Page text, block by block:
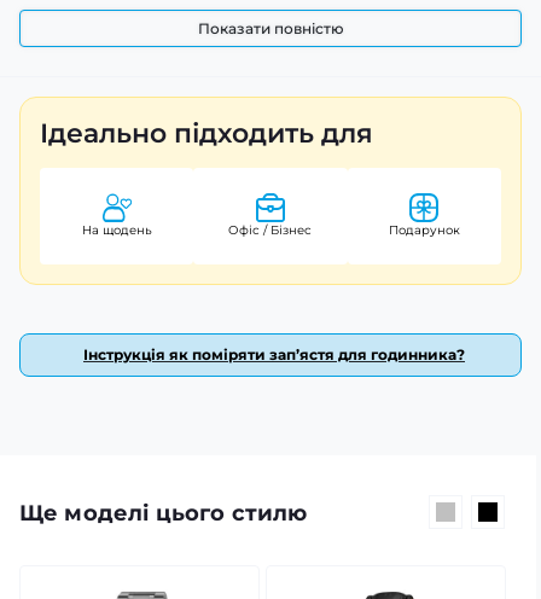
х 46 мм, а вага – 150 г. Гарантія на годинник становить 12
місяців, що підтверджує його надійність. Skmei – це
Показати повністю
Ідеально підходить для
На щодень Офіс / Бізнес Подарунок
Інструкція як поміряти зап’ястя для годинника?
Ще моделі цього стилю